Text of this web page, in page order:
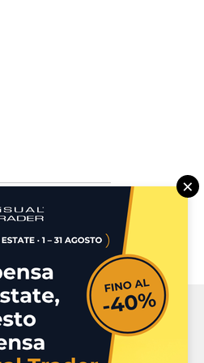
per noi
e molto utili! »
×